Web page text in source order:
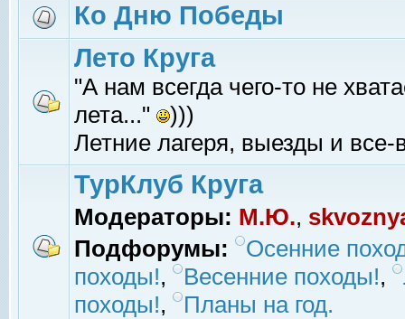
Ко Дню Победы
Лето Круга
"А нам всегда чего-то не
лета..."
)))
Летние лагеря, выезды и все-
ТурКлуб Круга
Модераторы: М.Ю.,
Подфорумы:
Осенние
походы!, Весенние походы!,
походы!, Планы на год.